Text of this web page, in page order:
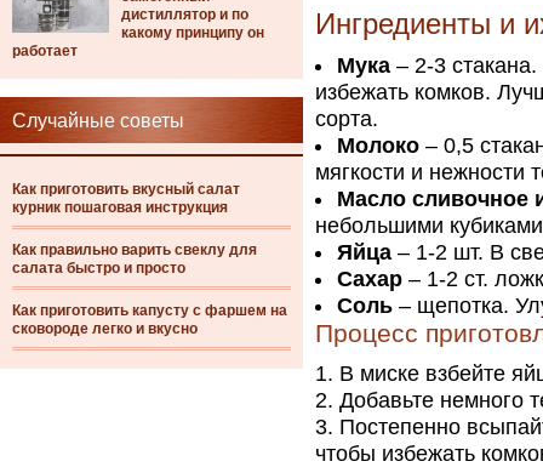
дистиллятор и по
какому принципу он
работает
Случайные советы
Как приготовить вкусный салат
курник пошаговая инструкция
Как правильно варить свеклу для
салата быстро и просто
Как приготовить капусту с фаршем на
сковороде легко и вкусно
Ингредиенты и
Мука – 2-3
избежать комков.
сорта.
Молоко – 0,5
мягкости и нежности
Масло сливочное
небольшими
Яйца – 1-2 шт. В
Сахар – 1-2 ст.
Соль – щепотка.
Процесс
В миске взбейте
Добавьте немного
Постепенно
чтобы избежать